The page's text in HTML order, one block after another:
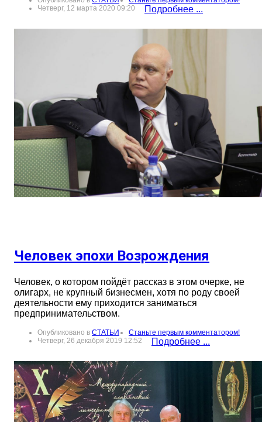
Четверг, 12 марта 2020 09:20
Подробнее ...
Человек эпохи Возрождения
Человек, о котором пойдёт рассказ в этом очерке, не
олигарх, не крупный бизнесмен, хотя по роду своей
деятельности ему приходится заниматься
предпринимательством.
Опубликовано в СТАТЬИ
Станьте первым комментатором!
Четверг, 26 декабря 2019 12:52
Подробнее ...